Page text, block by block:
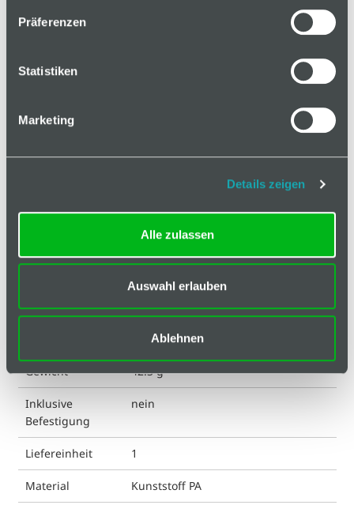
Präferenzen
Statistiken
Marketing
Details zeigen
Alle zulassen
Auswahl erlauben
Ablehnen
Aushängbar links aushängbar
Eigenschaft
blank
Farbe schwarz
silberfarbig
Gewicht 42.3 g
Inklusive
Befestigung
nein
Liefereinheit 1
Material Kunststoff PA